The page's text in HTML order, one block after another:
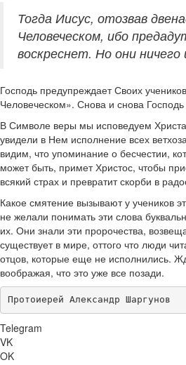
Тогда Иисус, отозвав
Человеческом, ибо
воскреснет. Но они ничего
Господь предупреждает Своих
Человеческом». Снова и снова
В Символе веры мы исповедуем
увидели в Нем исполнение всех
видим, что упоминание о бесчестии,
может быть, примет Христос, чтобы
всякий страх и превратит скорби в
Какое смятение вызывают у учеников
не желали понимать эти слова
их. Они знали эти пророчества,
существует в мире, оттого что люди
отцов, которые еще не исполнились.
воображая, что это уже все позади.
Протоиерей Александр Шаргунов
Telegram
VK
OK